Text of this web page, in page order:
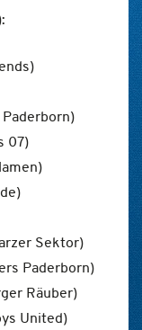
07)
Sektor)
Paderborn)
Räuber)
United)